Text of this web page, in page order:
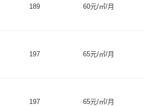
189 60元/㎡/月
197 65元/㎡/月
197 65元/㎡/月